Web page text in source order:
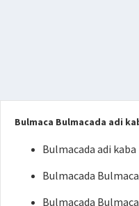
Bulmaca Bulmacada adi
Bulmacada adi kaba
Bulmacada
Bulmacada